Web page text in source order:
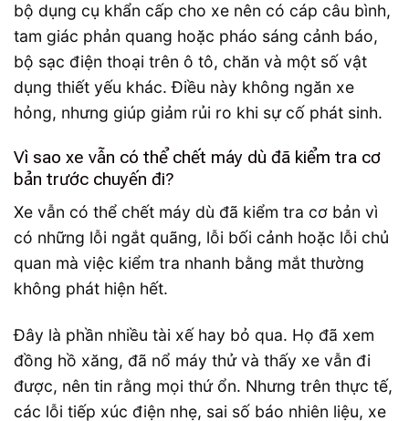
bộ dụng cụ khẩn cấp cho xe nên có cáp câu bình,
tam giác phản quang hoặc pháo sáng cảnh báo,
bộ sạc điện thoại trên ô tô, chăn và một số vật
dụng thiết yếu khác. Điều này không ngăn xe
hỏng, nhưng giúp giảm rủi ro khi sự cố phát sinh.
Vì sao xe vẫn có thể chết máy dù đã kiểm tra cơ
bản trước chuyến đi?
Xe vẫn có thể chết máy dù đã kiểm tra cơ bản vì
có những lỗi ngắt quãng, lỗi bối cảnh hoặc lỗi chủ
quan mà việc kiểm tra nhanh bằng mắt thường
không phát hiện hết.
Đây là phần nhiều tài xế hay bỏ qua. Họ đã xem
đồng hồ xăng, đã nổ máy thử và thấy xe vẫn đi
được, nên tin rằng mọi thứ ổn. Nhưng trên thực tế,
các lỗi tiếp xúc điện nhẹ, sai số báo nhiên liệu, xe